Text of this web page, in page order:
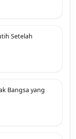
Setelah
Bangsa yang